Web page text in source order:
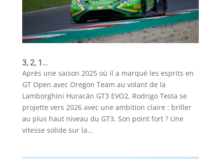
3, 2, 1…
Après une saison 2025 où il a marqué les esprits en
GT Open avec Oregon Team au volant de la
Lamborghini Huracán GT3 EVO2, Rodrigo Testa se
projette vers 2026 avec une ambition claire : briller
au plus haut niveau du GT3. Son point fort ? Une
vitesse solide sur la...